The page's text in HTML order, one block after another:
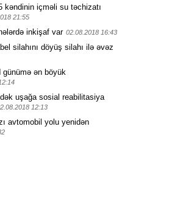
kəndinin içməli su təchizatı
21:55
inkişaf var 02.08.2018 16:43
silahını döyüş silahı ilə əvəz
günümə ən böyük
uşağa sosial reabilitasiya
12:13
avtomobil yolu yenidən